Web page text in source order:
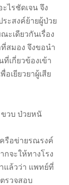
ไรชัดเจน จึง
ะสงค์ย้ายผู้ป่วย
ะเดียวกันเรื่อง
สมอง จึงขอนำ
ที่เกี่ยวข้องเข้า
เยียวยาผู้เสีย
อข่ายรณรงค์
จะให้ทางโรง
แล้วว่า แพทย์ที่
รวจสอบ